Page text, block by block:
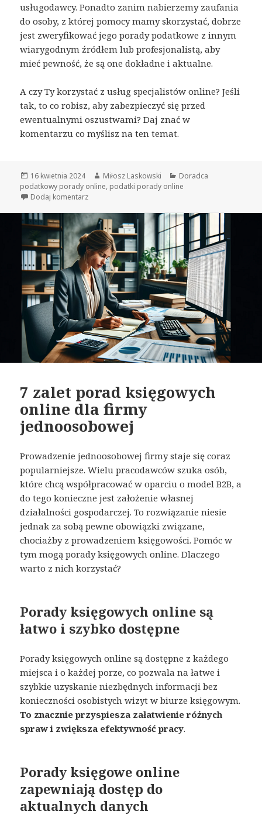
usługodawcy. Ponadto zanim nabierzemy zaufania
do osoby, z której pomocy mamy skorzystać, dobrze
jest zweryfikować jego porady podatkowe z innym
wiarygodnym źródłem lub profesjonalistą, aby
mieć pewność, że są one dokładne i aktualne.
A czy Ty korzystać z usług specjalistów online? Jeśli
tak, to co robisz, aby zabezpieczyć się przed
ewentualnymi oszustwami? Daj znać w
komentarzu co myślisz na ten temat.
Opublikowano
16 kwietnia 2024 Autor
Miłosz Laskowski Kategorie
Doradca
podatkowy porady online, podatki porady online
Dodaj komentarz
7 zalet porad księgowych
online dla firmy
jednoosobowej
Prowadzenie jednoosobowej firmy staje się coraz
popularniejsze. Wielu pracodawców szuka osób,
które chcą współpracować w oparciu o model B2B, a
do tego konieczne jest założenie własnej
działalności gospodarczej. To rozwiązanie niesie
jednak za sobą pewne obowiązki związane,
chociażby z prowadzeniem księgowości. Pomóc w
tym mogą porady księgowych online. Dlaczego
warto z nich korzystać?
Porady księgowych online są
łatwo i szybko dostępne
Porady księgowych online są dostępne z każdego
miejsca i o każdej porze, co pozwala na łatwe i
szybkie uzyskanie niezbędnych informacji bez
konieczności osobistych wizyt w biurze księgowym.
To znacznie przyspiesza załatwienie różnych
spraw i zwiększa efektywność pracy.
Porady księgowe online
zapewniają dostęp do
aktualnych danych